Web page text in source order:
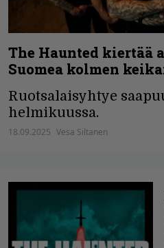
The Haunted kiertää
Suomea kolmen
Ruotsalaisyhtye
helmikuussa.
18.09.2025 Vesa Siltanen